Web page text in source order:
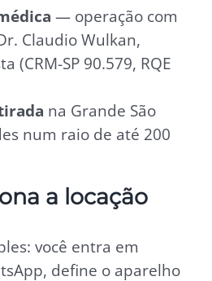
— operação com
Claudio Wulkan,
(CRM-SP 90.579, RQE
na Grande São
num raio de até 200
a locação
você entra em
define o aparelho